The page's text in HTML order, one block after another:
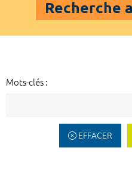
Recherche
Mots-clés :
EFFACER